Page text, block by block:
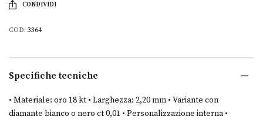
CONDIVIDI
COD: 3364
Specifiche tecniche
• Materiale: oro 18 kt • Larghezza: 2,20 mm • Variante con
diamante bianco o nero ct 0,01 • Personalizzazione interna •